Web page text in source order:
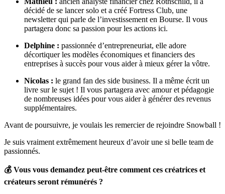
décidé de se lancer solo et a créé Fortress Club, une
newsletter qui parle de l’investissement en Bourse. Il vous
partagera donc sa passion pour les actions ici.
Delphine : passionnée d’entrepreneuriat, elle adore
décortiquer les modèles économiques et financiers des
entreprises à succès pour vous aider à mieux gérer la vôtre.
Nicolas : le grand fan des side business. Il a même écrit un
livre sur le sujet ! Il vous partagera avec amour et pédagogie
de nombreuses idées pour vous aider à générer des revenus
supplémentaires.
Avant de poursuivre, je voulais les remercier de rejoindre Snowball !
Je suis vraiment extrêmement heureux d’avoir une si belle team de
passionnés.
💰 Vous vous demandez peut-être comment ces créatrices et
créateurs seront rémunérés ?